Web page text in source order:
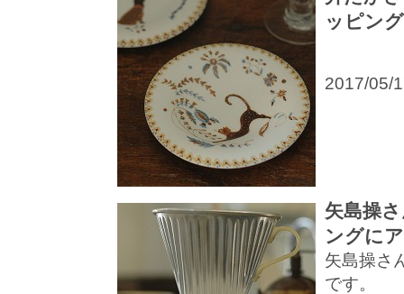
ッピン
2017/05/
矢島操
ングに
矢島操さ
です。